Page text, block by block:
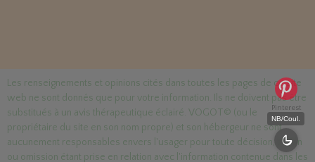
Pinterest
NB/Coul.
Les renseignements et opinions cités dans toutes les pages de ce site
web ne sont donnés que pour votre information. Ils ne doivent pas être
substitués à un avis thérapeutique éclairé. VOGOT© (ou le
propriétaire du site en son nom propre) et son hébergeur ne sont
aucunement responsables envers l'usager pour toute décision, action
ou omission étant prise en relation avec l'information contenue dans les